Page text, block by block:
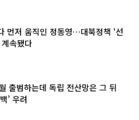
먼저 움직인 정동영…대북정책 ‘선
계속됐다
출범하는데 독립 전산망은 그 뒤
’ 우려